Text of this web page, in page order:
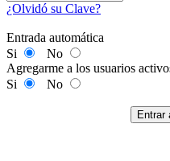
¿Olvidó su Clave?
Entrada automática
Si
No
Agregarme a los usuarios
Si
No
Entrar